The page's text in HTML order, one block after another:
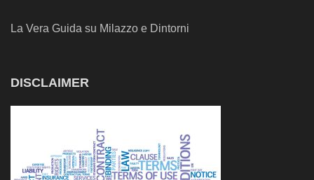
La Vera Guida su Milazzo e Dintorni
DISCLAIMER